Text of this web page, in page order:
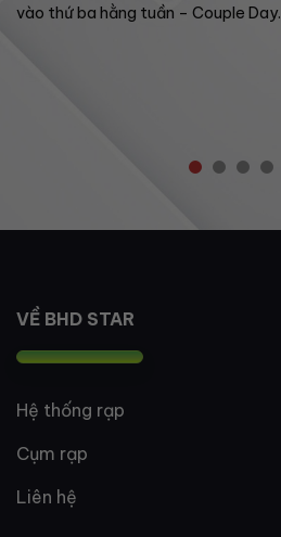
vào thứ ba hằng tuần – Couple Day.
VỀ BHD STAR
Hệ thống rạp
Cụm rạp
Liên hệ